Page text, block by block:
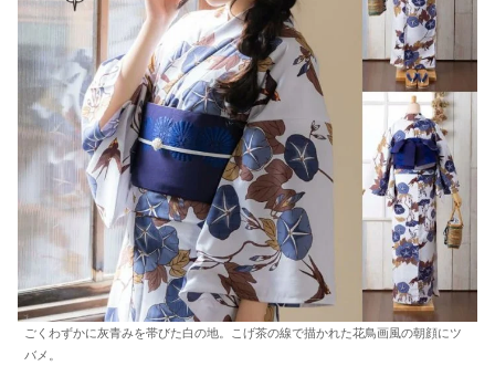
ごくわずかに灰青みを帯びた白の地。こげ茶の線で描かれた花鳥画風の朝顔にツ
バメ。